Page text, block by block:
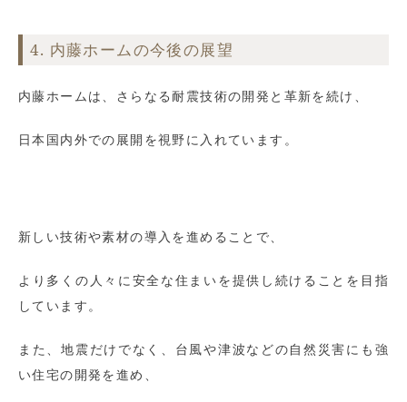
4. 内藤ホームの今後の展望
内藤ホームは、さらなる耐震技術の開発と革新を続け、
日本国内外での展開を視野に入れています。
新しい技術や素材の導入を進めることで、
より多くの人々に安全な住まいを提供し続けることを目指
しています。
また、地震だけでなく、台風や津波などの自然災害にも強
い住宅の開発を進め、